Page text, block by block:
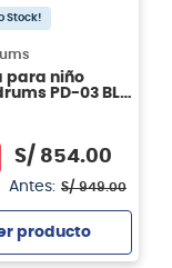
Stock!
para niño
PD-03 BL -
S/ 854.00
Antes: S/ 949.00
producto